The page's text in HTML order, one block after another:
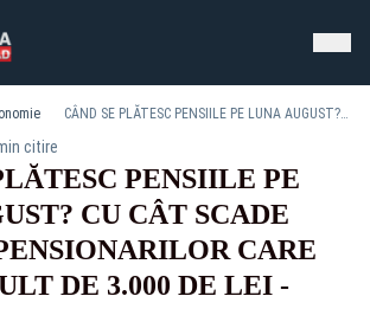
CÂND SE PLĂTESC PENSIILE PE LUNA AUGUST? CU CÂT SCADE VENITUL PENSIONARILOR CARE AU MAI MULT DE 3.000 DE LEI - EXEMPLU DE CALCUL
citire
PENSIILE PE
CU CÂT SCADE
CARE
DE 3.000 DE LEI -